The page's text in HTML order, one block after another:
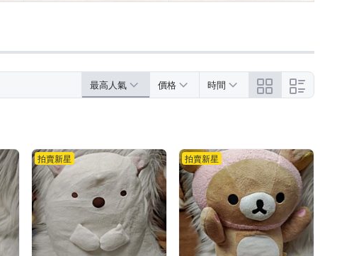
最高人氣 價格 時間
拍賣新星 拍賣新星